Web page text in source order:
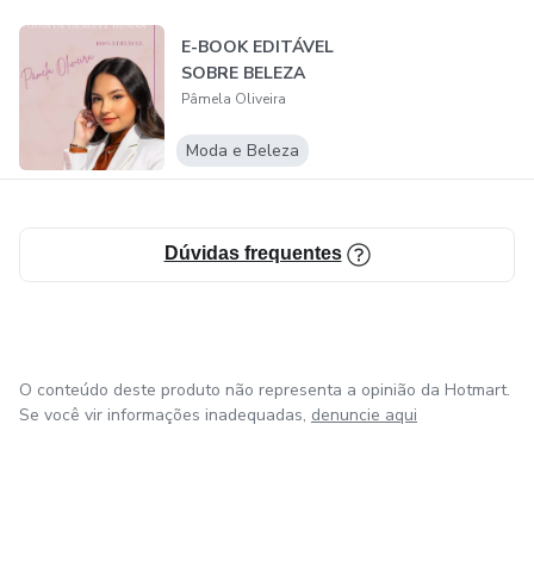
E-BOOK EDITÁVEL
SOBRE BELEZA
Pâmela Oliveira
Moda e Beleza
Dúvidas frequentes
O conteúdo deste produto não representa a opinião da Hotmart.
Se você vir informações inadequadas, denuncie aqui